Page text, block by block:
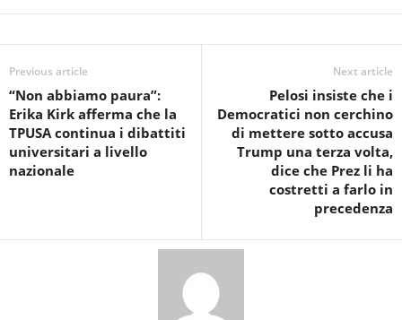
Previous article
“Non abbiamo paura”:
Erika Kirk afferma che la
TPUSA continua i dibattiti
universitari a livello
nazionale
Next article
Pelosi insiste che i
Democratici non cerchino
di mettere sotto accusa
Trump una terza volta,
dice che Prez li ha
costretti a farlo in
precedenza